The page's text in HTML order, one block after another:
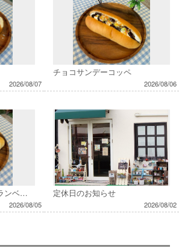
2026/08/07
チョコサンデーコッペ
2026/08/06
ふっくらレーズンとクランベリー
2026/08/05
定休日のお知らせ
2026/08/02